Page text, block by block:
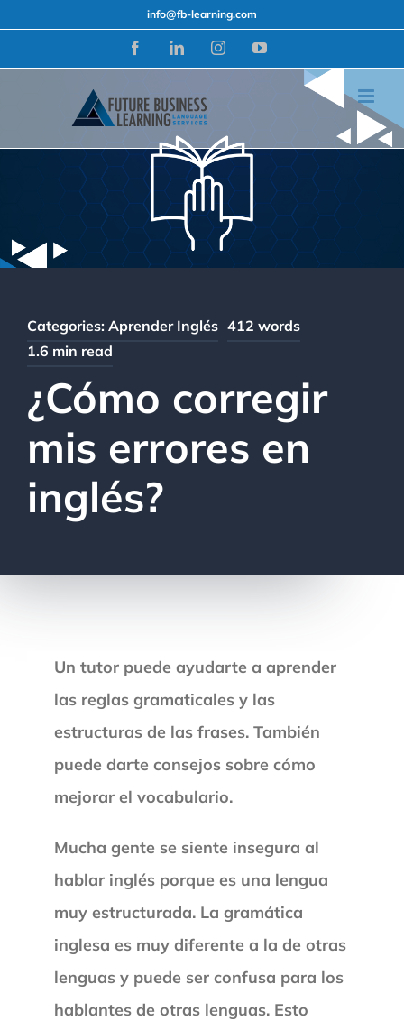
info@fb-learning.com
FacebookLinkedInInstagramYouTube
Categories: Aprender Inglés 412 words
1.6 min read
¿Cómo corregir
mis errores en
inglés?
Un tutor puede ayudarte a aprender
las reglas gramaticales y las
estructuras de las frases. También
puede darte consejos sobre cómo
mejorar el vocabulario.
Mucha gente se siente insegura al
hablar inglés porque es una lengua
muy estructurada. La gramática
inglesa es muy diferente a la de otras
lenguas y puede ser confusa para los
hablantes de otras lenguas. Esto